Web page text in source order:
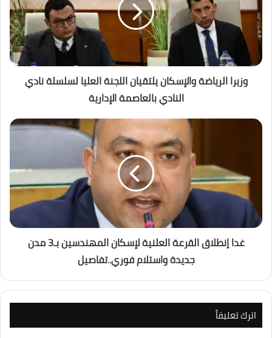
وزيرا الرياضة والإسكان يلتقيان اللجنة العليا لسلسلة نادي
النادي بالعاصمة الإدارية
غدا إنطلاق القرعة العلنية لإسكان المهندسين بـ3 مدن
جديدة واستلام فوري..تفاصيل
اترك تعليقاً